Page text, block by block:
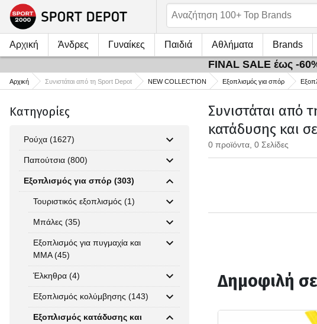
Αρχική Άνδρες Γυναίκες Παιδιά Αθλήματα Brands
FINAL SALE έως -
Αρχική Συνιστάται από τη Sport Depot NEW COLLECTION Εξοπλισμός για σπόρ
Κατηγορίες
Ρούχα (1627)
Παπούτσια (800)
Εξοπλισμός για σπόρ (303)
Τουριστικός εξοπλισμός (1)
Μπάλες (35)
Εξοπλισμός για πυγμαχία και
MMA (45)
Έλκηθρα (4)
Εξοπλισμός κολύμβησης (143)
Εξοπλισμός κατάδυσης και
Συνιστάται από
κατάδυσης και
0 προϊόντα, 0 Σελίδες
Δημοφιλή